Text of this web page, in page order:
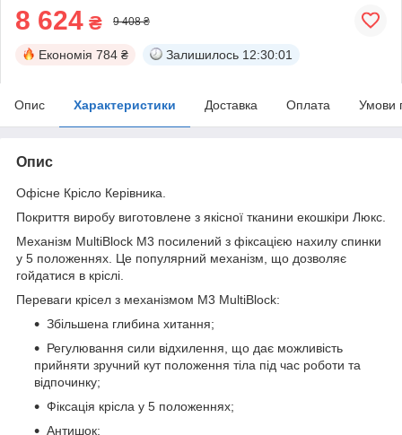
8 624 ₴ 9 408 ₴
Економія 784 ₴ Залишилось 12:30:01
Опис Характеристики Доставка Оплата Умови
Опис
Офісне Крісло Керівника.
Покриття виробу виготовлене з якісної тканини екошкіри Люкс.
Механізм MultiBlock М3 посилений з фіксацією нахилу спинки
у 5 положеннях. Це популярний механізм, що дозволяє
гойдатися в кріслі.
Переваги крісел з механізмом M3 MultiBlock:
Збільшена глибина хитання;
Регулювання сили відхилення, що дає можливість
прийняти зручний кут положення тіла під час роботи та
відпочинку;
Фіксація крісла у 5 положеннях;
Антишок;